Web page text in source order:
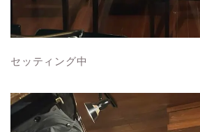
セッティング中